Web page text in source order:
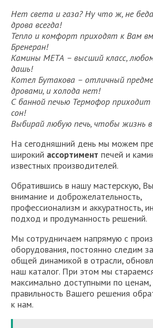
Нет света и газа? Ну что ж, не
дрова всегда!
Тепло и комфорт приходят к Вам
Бренеран!
Камины МЕТА – высший класс,
дашь!
Котел Бутакова – отличный
дровами, и холода нет!
С банной печью Термофор приходит
сон!
Выбирай любую печь, чтобы жизнь
На сегодняшний день мы можем
широкий ассортимент печей и
известных производителей.
Обратившись в нашу мастерскую,
внимание и доброжелательность,
профессионализм и аккуратность,
подход и продуманность решений.
Мы сотрудничаем напрямую с
оборудования, постоянно следим
общей динамикой в отрасли,
наш каталог. При этом мы
максимально доступными по
правильность Вашего решения
к нам.